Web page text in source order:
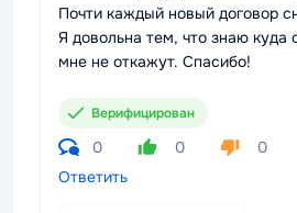
Почти каждый новый договор
Я довольна тем, что знаю куда
мне не откажут. Спасибо!
Верифицирован
0 0
0
Ответить